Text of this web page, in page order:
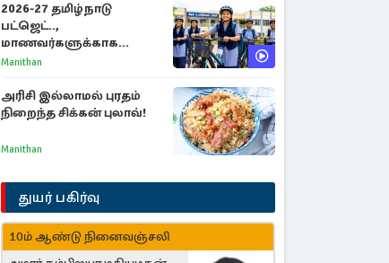
2026-27 தமிழ்நாடு
பட்ஜெட்..,
மாணவர்களுக்காக
வெளியான முக்கிய
Manithan
அரிசி இல்லாமல் புரதம்
நிறைந்த சிக்கன் புலாவ்!
Manithan
துயர் பகிர்வு
10ம் ஆண்டு நினைவஞ்சலி